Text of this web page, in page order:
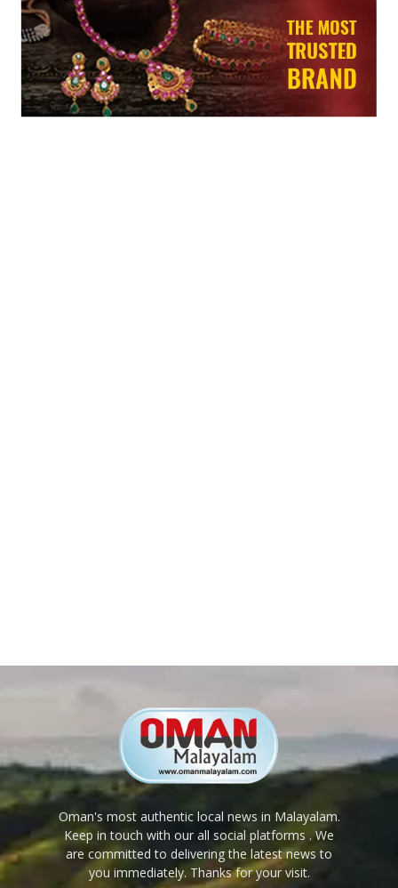
Oman's most authentic local news in Malayalam.
Keep in touch with our all social platforms . We
are committed to delivering the latest news to
you immediately. Thanks for your visit.